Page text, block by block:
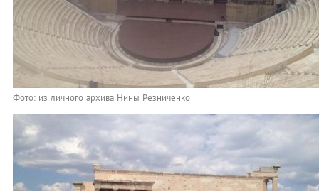
Фото: из личного архива Нины Резниченко